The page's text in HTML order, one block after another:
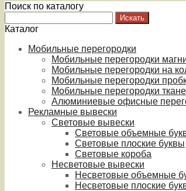
Поиск по каталогу
Каталог
Мобильные перегородки
Мобильные перегородки
Мобильные перегородки на
Мобильные перегородки
Мобильные перегородки
Алюминиевые офисные
Рекламные вывески
Световые вывески
Световые объемные
Световые плоские буквы
Световые короба
Несветовые вывески
Несветовые объемные
Несветовые плоские